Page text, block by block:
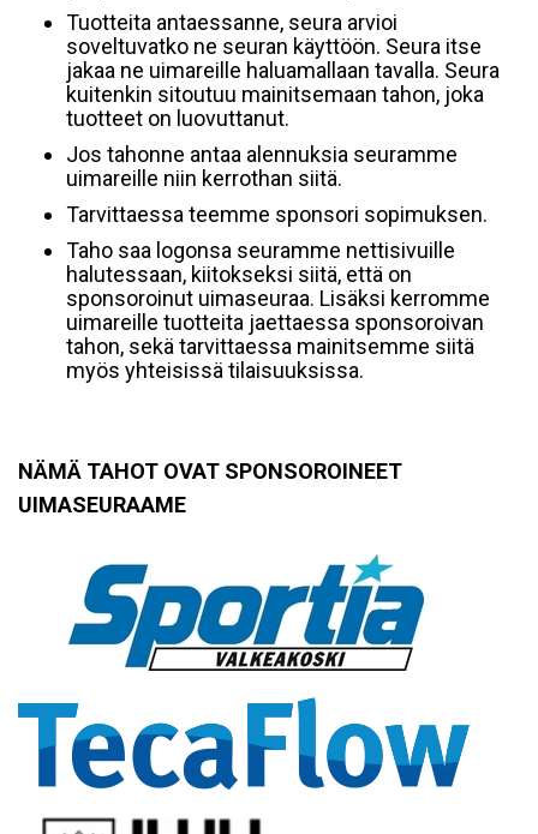
Tuotteita antaessanne, seura arvioi
soveltuvatko ne seuran käyttöön. Seura itse
jakaa ne uimareille haluamallaan tavalla. Seura
kuitenkin sitoutuu mainitsemaan tahon, joka
tuotteet on luovuttanut.
Jos tahonne antaa alennuksia seuramme
uimareille niin kerrothan siitä.
Tarvittaessa teemme sponsori sopimuksen.
Taho saa logonsa seuramme nettisivuille
halutessaan, kiitokseksi siitä, että on
sponsoroinut uimaseuraa. Lisäksi kerromme
uimareille tuotteita jaettaessa sponsoroivan
tahon, sekä tarvittaessa mainitsemme siitä
myös yhteisissä tilaisuuksissa.
NÄMÄ TAHOT OVAT SPONSOROINEET
UIMASEURAAME